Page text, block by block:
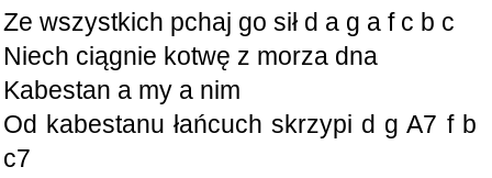
Ze wszystkich pchaj go sił d a g a f c b c
Niech ciągnie kotwę z morza dna
Kabestan a my a nim
Od kabestanu łańcuch skrzypi d g A7 f b
c7